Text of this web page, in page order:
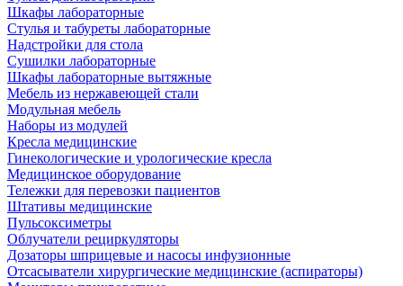
Шкафы лабораторные
Стулья и табуреты лабораторные
Надстройки для стола
Сушилки лабораторные
Шкафы лабораторные вытяжные
Мебель из нержавеющей стали
Модульная мебель
Наборы из модулей
Кресла медицинские
Гинекологические и урологические кресла
Медицинское оборудование
Тележки для перевозки пациентов
Штативы медицинские
Пульсоксиметры
Облучатели рециркуляторы
Дозаторы шприцевые и насосы инфузионные
Отсасыватели хирургические медицинские (аспираторы)